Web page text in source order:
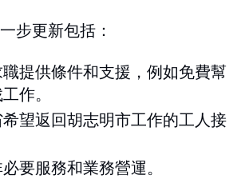
步更新包括：
提供條件和支援，例如免費幫
作。
望返回胡志明市工作的工人接
要服務和業務營運。